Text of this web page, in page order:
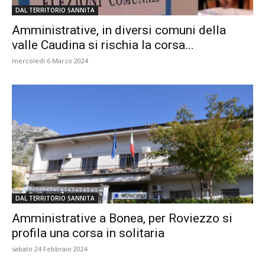
DAL TERRITORIO SANNITA
Amministrative, in diversi comuni della
valle Caudina si rischia la corsa...
mercoledì 6 Marzo 2024
DAL TERRITORIO SANNITA
Amministrative a Bonea, per Roviezzo si
profila una corsa in solitaria
sabato 24 Febbraio 2024